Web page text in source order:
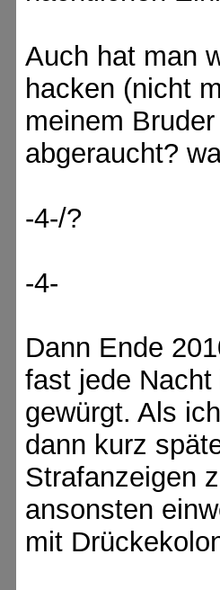
Auch hat man
hacken (nicht
meinem
abgeraucht?
-4-/?
-4-
Dann Ende
fast jede
gewürgt. Als
dann kurz
Strafanzeigen
ansonsten
mit